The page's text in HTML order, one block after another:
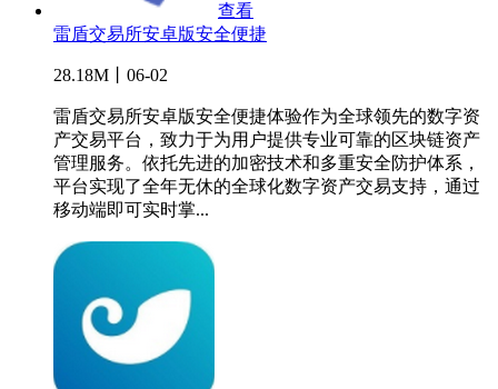
查看
雷盾交易所安卓版安全便捷
28.18M丨06-02
雷盾交易所安卓版安全便捷体验作为全球领先的数字资
产交易平台，致力于为用户提供专业可靠的区块链资产
管理服务。依托先进的加密技术和多重安全防护体系，
平台实现了全年无休的全球化数字资产交易支持，通过
移动端即可实时掌...